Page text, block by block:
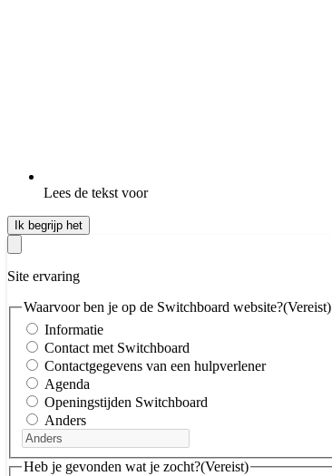
Lees de tekst voor
Ik begrijp het
Site ervaring
Waarvoor ben je op de Switchboard website?(Vereist)
Informatie
Contact met Switchboard
Contactgegevens van een hulpverlener
Agenda
Openingstijden Switchboard
Anders
Heb je gevonden wat je zocht?(Vereist)